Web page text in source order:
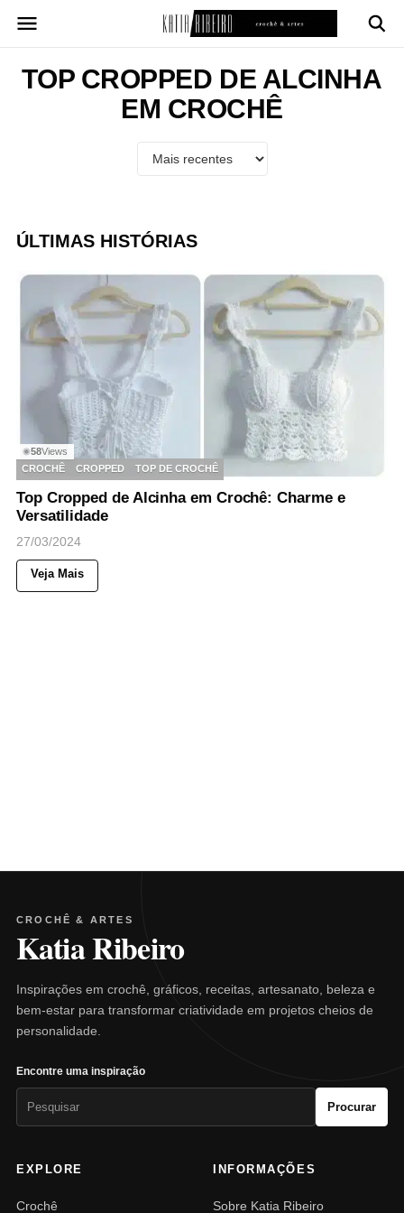
para
conteúdo
TOP CROPPED DE ALCINHA
EM CROCHÊ
ÚLTIMAS HISTÓRIAS
◉58Views
CROCHÊ
CROPPED TOP DE CROCHÊ
Top Cropped de Alcinha em Crochê: Charme e
Versatilidade
27/03/2024
Veja Mais
CROCHÊ & ARTES
Katia Ribeiro
Inspirações em crochê, gráficos, receitas, artesanato, beleza e
bem-estar para transformar criatividade em projetos cheios de
personalidade.
Encontre uma inspiração
Procurar
EXPLORE
Crochê
INFORMAÇÕES
Sobre Katia Ribeiro